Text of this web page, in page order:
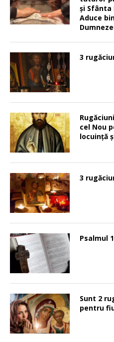
şi Sfânta
Aduce
3
cel Nou
locuinţă
3
Psalmul
Sunt 2
pentru